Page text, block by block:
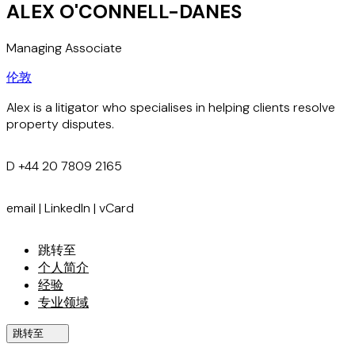
ALEX O'CONNELL-DANES
Managing Associate
伦敦
Alex is a litigator who specialises in helping clients resolve
property disputes.
D +44 20 7809 2165
email | LinkedIn | vCard
跳转至
个人简介
经验
专业领域
跳转至